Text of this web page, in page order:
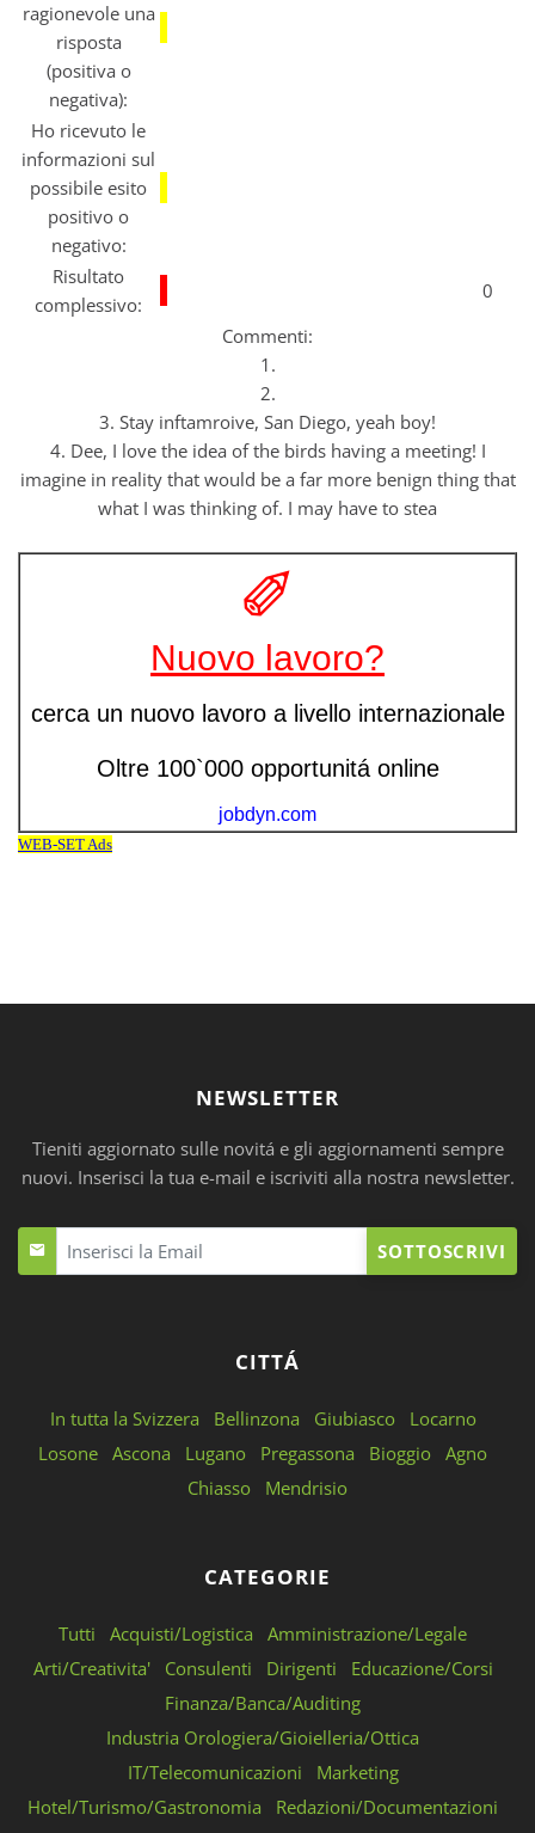
ragionevole una
risposta
(positiva o
negativa):
Ho ricevuto le
informazioni sul
possibile esito
positivo o
negativo:
Risultato
complessivo:
0
Commenti:
1.
2.
3. Stay inftamroive, San Diego, yeah boy!
4. Dee, I love the idea of the birds having a meeting! I
imagine in reality that would be a far more benign thing that
what I was thinking of. I may have to stea
NEWSLETTER
Tieniti aggiornato sulle novitá e gli aggiornamenti sempre
nuovi. Inserisci la tua e-mail e iscriviti alla nostra newsletter.
SOTTOSCRIVI
CITTÁ
In tutta la Svizzera Bellinzona Giubiasco
Locarno
Losone Ascona Lugano Pregassona Bioggio Agno
Chiasso
Mendrisio
CATEGORIE
Tutti Acquisti/Logistica
Amministrazione/Legale
Arti/Creativita'
Consulenti Dirigenti
Educazione/Corsi
Finanza/Banca/Auditing
Industria Orologiera/Gioielleria/Ottica
IT/Telecomunicazioni
Marketing
Hotel/Turismo/Gastronomia
Redazioni/Documentazioni